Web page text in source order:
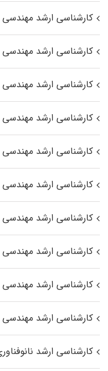
کارشناسی ارشد مهندسی
کارشناسی ارشد
کارشناسی ارشد
کارشناسی ارشد مهندسی
کارشناسی ارشد
کارشناسی ارشد
کارشناسی ارشد
کارشناسی ارشد
کارشناسی ارشد مهندسی
کارشناسی ارشد
کارشناسی ارشد